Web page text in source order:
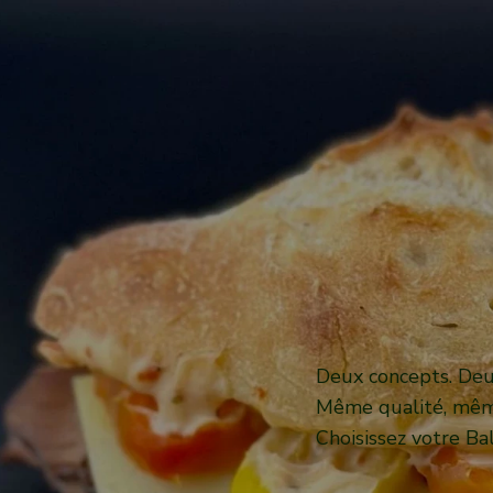
Deux concepts.
Même qualité,
Choisissez votre